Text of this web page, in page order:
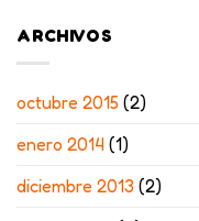
ARCHIVOS
octubre 2015 (2)
enero 2014 (1)
diciembre 2013 (2)